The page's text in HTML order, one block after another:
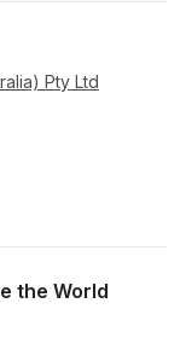
Pty Ltd
the World